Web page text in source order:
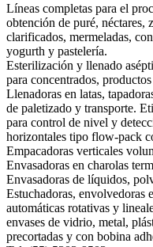
Líneas completas para el
obtención de puré, néctares,
clarificados, mermeladas,
yogurth y pastelería.
Esterilización y llenado
para concentrados,
Llenadoras en latas,
de paletizado y transporte.
para control de nivel y
horizontales tipo flow-pack
Empacadoras verticales
Envasadoras en charolas
Envasadoras de líquidos,
Estuchadoras, envolvedoras
automáticas rotativas y
envases de vidrio, metal,
precortadas y con bobina